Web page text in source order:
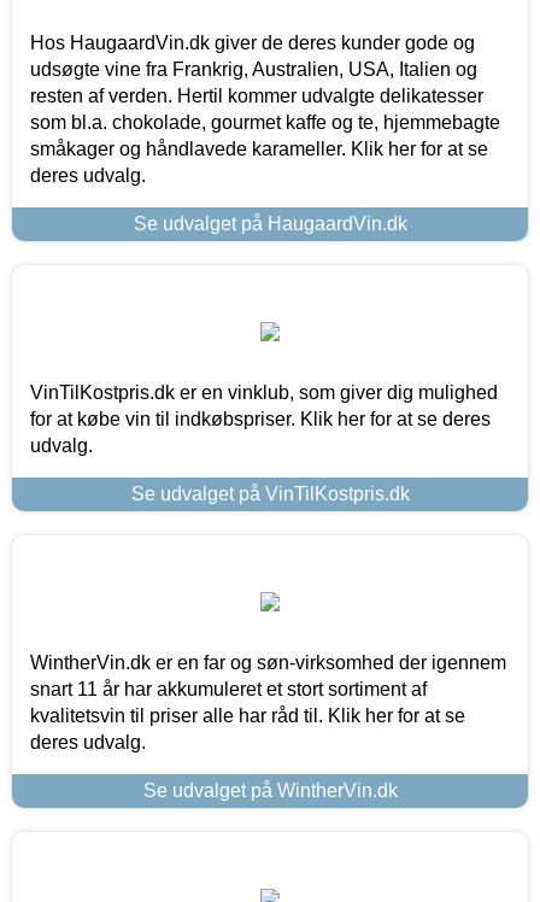
Hos HaugaardVin.dk giver de deres kunder gode og
udsøgte vine fra Frankrig, Australien, USA, Italien og
resten af verden. Hertil kommer udvalgte delikatesser
som bl.a. chokolade, gourmet kaffe og te, hjemmebagte
småkager og håndlavede karameller. Klik her for at se
deres udvalg.
Se udvalget på HaugaardVin.dk
VinTilKostpris.dk er en vinklub, som giver dig mulighed
for at købe vin til indkøbspriser. Klik her for at se deres
udvalg.
Se udvalget på VinTilKostpris.dk
WintherVin.dk er en far og søn-virksomhed der igennem
snart 11 år har akkumuleret et stort sortiment af
kvalitetsvin til priser alle har råd til. Klik her for at se
deres udvalg.
Se udvalget på WintherVin.dk